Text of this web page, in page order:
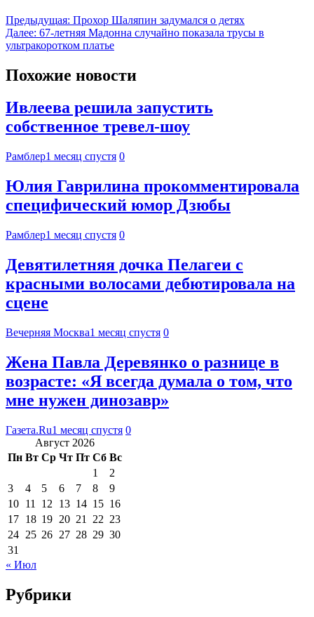
Предыдущая: Прохор Шаляпин задумался о детях
Далее: 67-летняя Мадонна случайно показала трусы в
ультракоротком платье
Похожие новости
Ивлеева решила запустить
собственное тревел-шоу
Рамблер1 месяц спустя 0
Юлия Гаврилина прокомментировала
специфический юмор Дзюбы
Рамблер1 месяц спустя 0
Девятилетняя дочка Пелагеи с
красными волосами дебютировала на
сцене
Вечерняя Москва1 месяц спустя 0
Жена Павла Деревянко о разнице в
возрасте: «Я всегда думала о том, что
мне нужен динозавр»
Газета.Ru1 месяц спустя 0
Август 2026
Пн Вт Ср Чт Пт Сб Вс
1
2
3
4 5 6 7 8
9
10 11 12 13 14 15 16
17 18 19 20 21 22 23
24 25 26 27 28 29 30
31
« Июл
Рубрики